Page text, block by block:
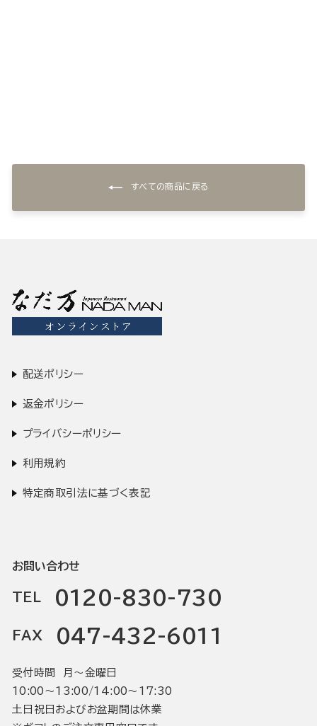
すべての商品に戻る
配送ポリシー
返金ポリシー
プライバシーポリシー
利用規約
特定商取引法に基づく表記
お問い合わせ
TEL 0120-830-730
FAX 047-432-6011
受付時間 月〜金曜日
10:00〜13:00/14:00〜17:30
土日祝日およびお盆期間は休業